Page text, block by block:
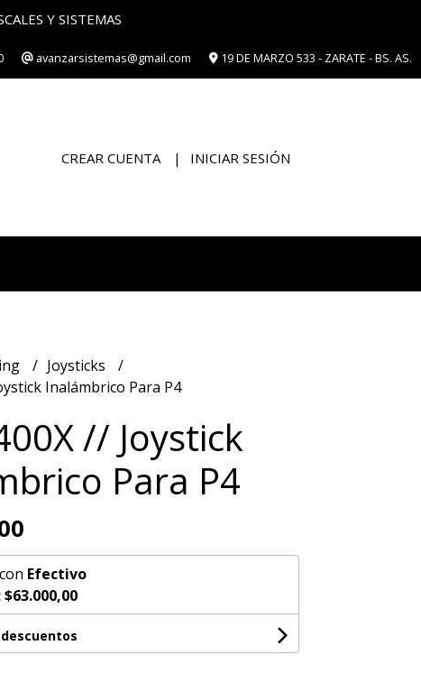
Y SISTEMAS
avanzarsistemas@gmail.com 19 DE MARZO 533 - ZARATE - BS. AS.
CREAR CUENTA INICIAR SESIÓN
Joysticks
Inalámbrico Para P4
// Joystick
Para P4
Efectivo
$63.000,00